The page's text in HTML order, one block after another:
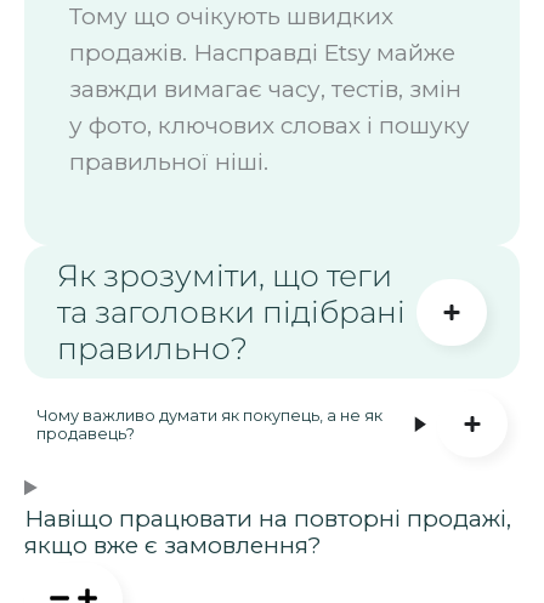
Тому що очікують швидких
продажів. Насправді Etsy майже
завжди вимагає часу, тестів, змін
у фото, ключових словах і пошуку
правильної ніші.
Як зрозуміти, що теги
та заголовки підібрані
правильно?
Чому важливо думати як покупець, а не як
продавець?
Навіщо працювати на повторні продажі,
якщо вже є замовлення?